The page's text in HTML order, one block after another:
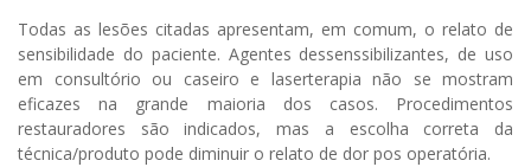
Todas as lesões citadas apresentam, em comum, o relato de
sensibilidade do paciente. Agentes dessenssibilizantes, de uso
em consultório ou caseiro e laserterapia não se mostram
eficazes na grande maioria dos casos. Procedimentos
restauradores são indicados, mas a escolha correta da
técnica/produto pode diminuir o relato de dor pos operatória.